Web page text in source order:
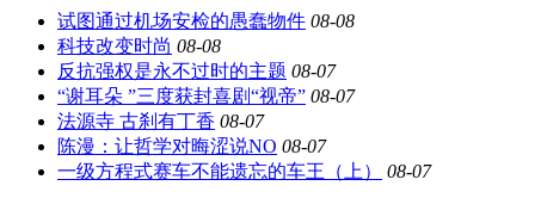
试图通过机场安检的愚蠢物件 08-08
科技改变时尚 08-08
反抗强权是永不过时的主题 08-07
“谢耳朵 ”三度获封喜剧“视帝” 08-07
法源寺 古刹有丁香 08-07
陈漫：让哲学对晦涩说NO 08-07
一级方程式赛车不能遗忘的车王（上）
08-07